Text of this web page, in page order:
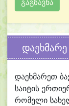
დაეხმარეთ
საიტის
რომელი